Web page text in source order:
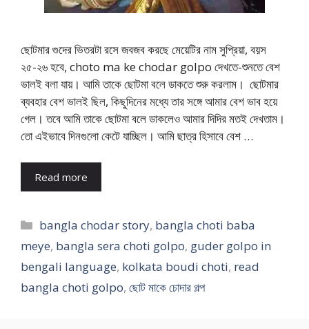
ছোটমার গুদের ভিতরটা রসে জবজব করছে মেয়েটির নাম সুপ্রিয়া, বয়স
২৫-২৬ হবে, choto ma ke chodar golpo দেখতে-শুনতে বেশ
ভালই বলা যায়। আমি তাকে ছোটমা বলে ডাকতে শুরু করলাম। ছোটমার
ব্যবহার বেশ ভালই ছিল, কিছুদিনের মধ্যে তার সঙ্গে আমার বেশ ভাব হয়ে
গেল। তবে আমি তাকে ছোটমা বলে ডাকলেও আমার দিদির মতই দেখতাম।
তো এইভাবে দিনগুলো কেটে যাচ্ছিল। আমি ছাত্র হিসাবে বেশ …
Read more
Categories
bangla chodar story, bangla choti baba
meye, bangla sera choti golpo, guder golpo in
bengali language, kolkata boudi choti, read
bangla choti golpo, ছোট মাকে চোদার গল্প